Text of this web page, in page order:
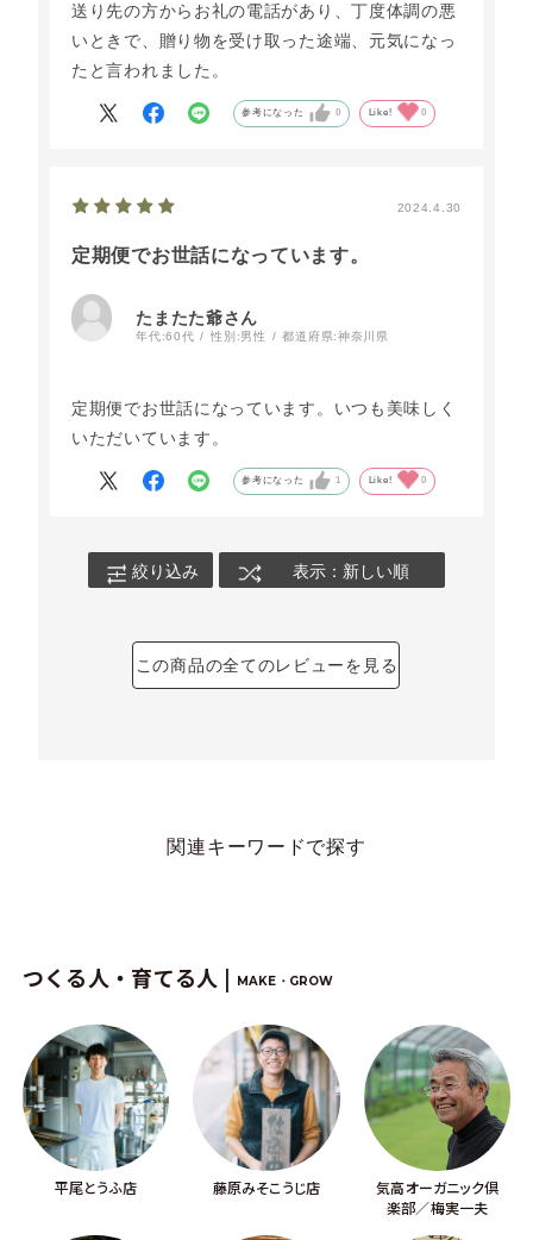
送り先の方からお礼の電話があり、丁度体調の悪
いときで、贈り物を受け取った途端、元気になっ
たと言われました。
参考になった 0 Like! 0
2024.4.30
定期便でお世話になっています。
たまたた爺さん
年代:60代 性別:男性 都道府県:神奈川県
定期便でお世話になっています。いつも美味しく
いただいています。
参考になった 1 Like! 0
絞り込み 表示：新しい順
この商品の全てのレビューを見る
関連キーワードで探す
つくる人・育てる人 | MAKE・GROW
平尾とうふ店 藤原みそこうじ店
気高オーガニック倶
楽部／梅実一夫